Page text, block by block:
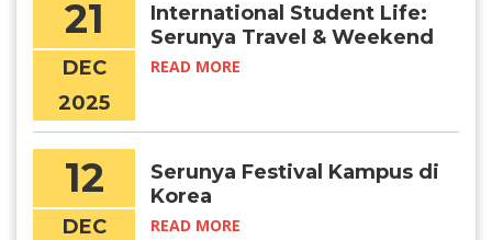
21
DEC
2025
International Student Life:
Serunya Travel & Weekend
Getaways di Korea
READ MORE
12
DEC
Serunya Festival Kampus di
Korea
READ MORE